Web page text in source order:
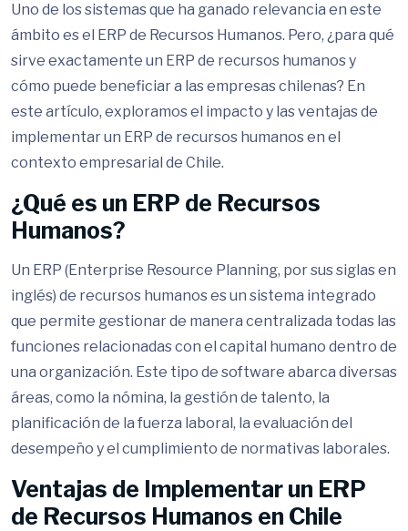
Uno de los sistemas que ha ganado relevancia en este
ámbito es el ERP de Recursos Humanos. Pero, ¿para qué
sirve exactamente un ERP de recursos humanos y
cómo puede beneficiar a las empresas chilenas? En
este artículo, exploramos el impacto y las ventajas de
implementar un ERP de recursos humanos en el
contexto empresarial de Chile.
¿Qué es un ERP de Recursos
Humanos?
Un ERP (Enterprise Resource Planning, por sus siglas en
inglés) de recursos humanos es un sistema integrado
que permite gestionar de manera centralizada todas las
funciones relacionadas con el capital humano dentro de
una organización. Este tipo de software abarca diversas
áreas, como la nómina, la gestión de talento, la
planificación de la fuerza laboral, la evaluación del
desempeño y el cumplimiento de normativas laborales.
Ventajas de Implementar un ERP
de Recursos Humanos en Chile